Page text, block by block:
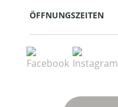
ÖFFNUNGSZEITEN